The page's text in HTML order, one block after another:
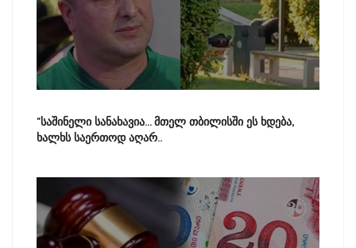
"საშინელი სანახავია... მთელ თბილისში ეს ხდება,
ხალხს საერთოდ აღარ..